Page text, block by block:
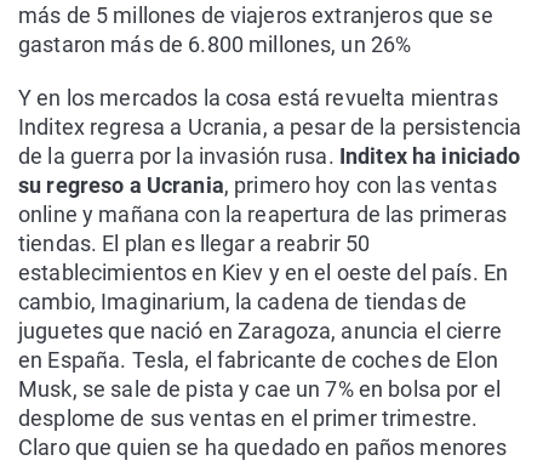
más de 5 millones de viajeros extranjeros que se
gastaron más de 6.800 millones, un 26%
Y en los mercados la cosa está revuelta mientras
Inditex regresa a Ucrania, a pesar de la persistencia
de la guerra por la invasión rusa. Inditex ha iniciado
su regreso a Ucrania, primero hoy con las ventas
online y mañana con la reapertura de las primeras
tiendas. El plan es llegar a reabrir 50
establecimientos en Kiev y en el oeste del país. En
cambio, Imaginarium, la cadena de tiendas de
juguetes que nació en Zaragoza, anuncia el cierre
en España. Tesla, el fabricante de coches de Elon
Musk, se sale de pista y cae un 7% en bolsa por el
desplome de sus ventas en el primer trimestre.
Claro que quien se ha quedado en paños menores